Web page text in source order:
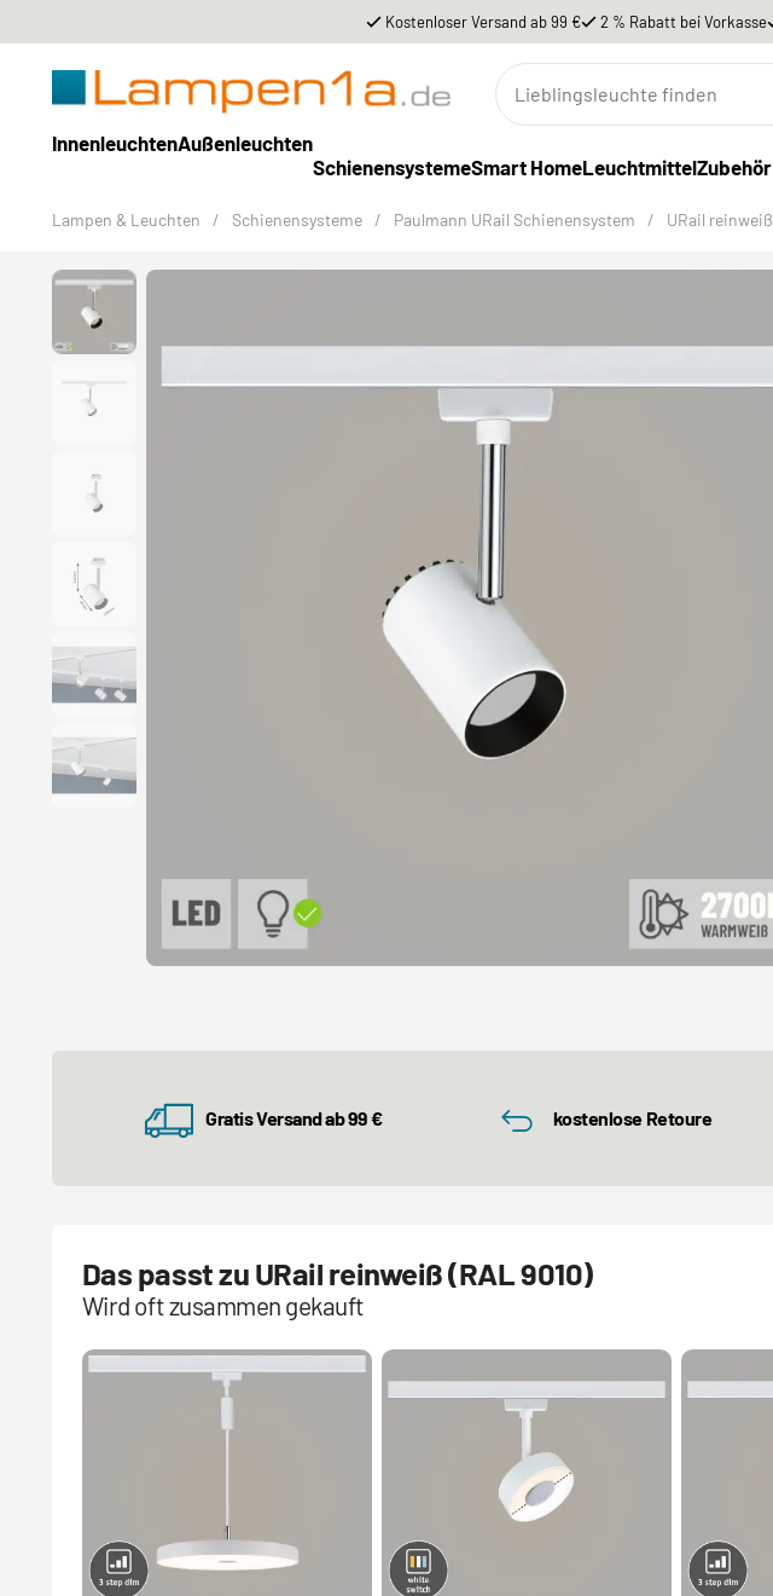
Kostenloser Versand ab 99 € 2 % Rabatt bei Vorkasse
InnenleuchtenAußenleuchten
SchienensystemeSmart HomeLeuchtmittelZubehör
Lampen & Leuchten / Schienensysteme / Paulmann URail Schienensystem / URail reinweiß
Gratis Versand ab 99 € kostenlose Retoure
Das passt zu URail reinweiß (RAL 9010)
Wird oft zusammen gekauft